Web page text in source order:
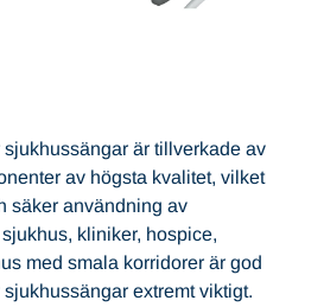
sjukhussängar är tillverkade av
av högsta kvalitet, vilket
säker användning av
kliniker, hospice,
med smala korridorer är god
extremt viktigt.